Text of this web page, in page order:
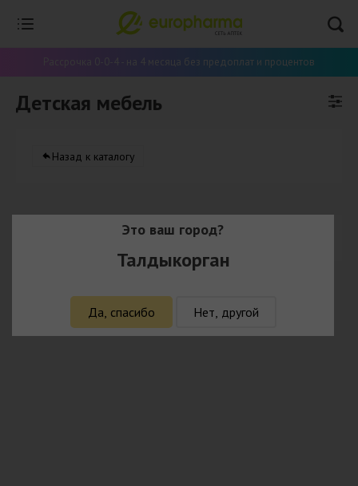
Рассрочка 0-0-4 - на 4 месяца без предоплат и процентов
Детская мебель
Назад к каталогу
В данной категорий нет товаров
Это ваш город?
Талдыкорган
Да, спасибо Нет, другой